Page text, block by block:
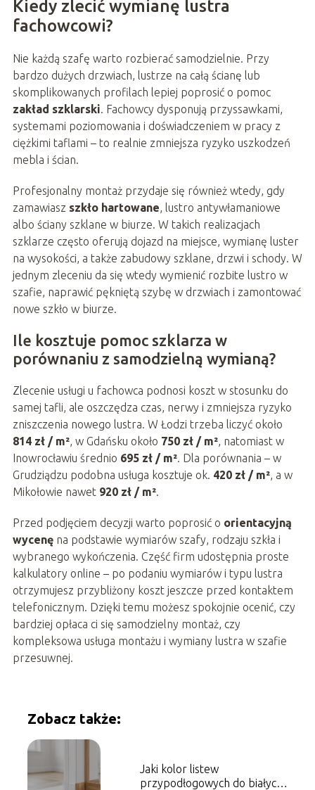
Kiedy zlecić wymianę lustra
fachowcowi?
Nie każdą szafę warto rozbierać samodzielnie. Przy
bardzo dużych drzwiach, lustrze na całą ścianę lub
skomplikowanych profilach lepiej poprosić o pomoc
zakład szklarski. Fachowcy dysponują przyssawkami,
systemami poziomowania i doświadczeniem w pracy z
ciężkimi taflami – to realnie zmniejsza ryzyko uszkodzeń
mebla i ścian.
Profesjonalny montaż przydaje się również wtedy, gdy
zamawiasz szkło hartowane, lustro antywłamaniowe
albo ściany szklane w biurze. W takich realizacjach
szklarze często oferują dojazd na miejsce, wymianę luster
na wysokości, a także zabudowy szklane, drzwi i schody. W
jednym zleceniu da się wtedy wymienić rozbite lustro w
szafie, naprawić pękniętą szybę w drzwiach i zamontować
nowe szkło w biurze.
Ile kosztuje pomoc szklarza w
porównaniu z samodzielną wymianą?
Zlecenie usługi u fachowca podnosi koszt w stosunku do
samej tafli, ale oszczędza czas, nerwy i zmniejsza ryzyko
zniszczenia nowego lustra. W Łodzi trzeba liczyć około
814 zł / m², w Gdańsku około 750 zł / m², natomiast w
Inowrocławiu średnio 695 zł / m². Dla porównania – w
Grudziądzu podobna usługa kosztuje ok. 420 zł / m², a w
Mikołowie nawet 920 zł / m².
Przed podjęciem decyzji warto poprosić o orientacyjną
wycenęna podstawie wymiarów szafy, rodzaju szkła i
wybranego wykończenia. Część firm udostępnia proste
kalkulatory online – po podaniu wymiarów i typu lustra
otrzymujesz przybliżony koszt jeszcze przed kontaktem
telefonicznym. Dzięki temu możesz spokojnie ocenić, czy
bardziej opłaca ci się samodzielny montaż, czy
kompleksowa usługa montażu i wymiany lustra w szafie
przesuwnej.
Zobacz także:
Jaki kolor listew
przypodłogowych do białych